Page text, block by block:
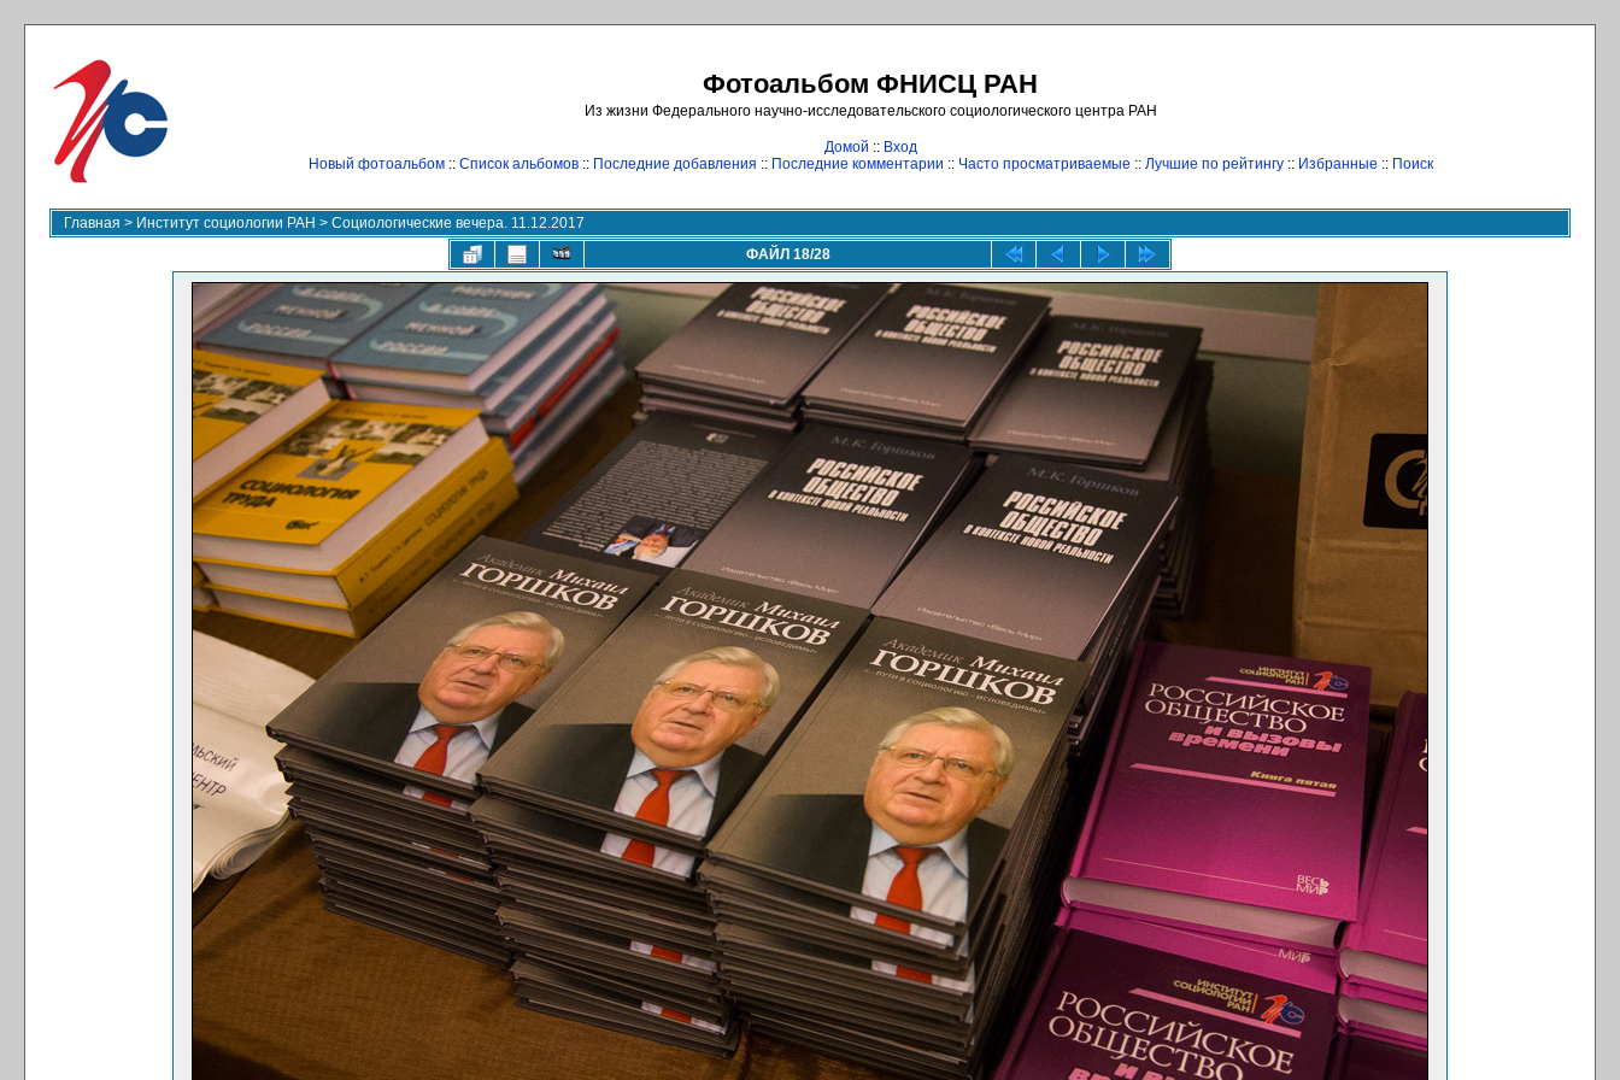
Фотоальбом ФНИСЦ РАН
Из жизни Федерального научно-исследовательского социологического центра РАН
Домой :: Вход
Новый фотоальбом:: Список альбомов:: Последние добавления :: Последние комментарии :: Часто просматриваемые :: Лучшие по рейтингу:: Избранные :: Поиск
Главная > Институт социологии РАН > Социологические вечера. 11.12.2017
ФАЙЛ 18/28